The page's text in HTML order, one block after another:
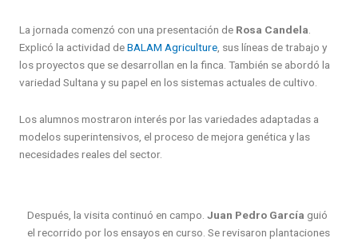
La jornada comenzó con una presentación de Rosa Candela
Explicó la actividad deBALAM Agriculture , sus líneas de trabajo y
los proyectos que se desarrollan en la finca. También se abordó la
variedad Sultana y su papel en los sistemas actuales de cultivo.
Los alumnos mostraron interés por las variedades adaptadas a
modelos superintensivos, el proceso de mejora genética y las
necesidades reales del sector.
Después, la visita continuó en campo.Juan Pedro García guió
el recorrido por los ensayos en curso. Se revisaron plantaciones